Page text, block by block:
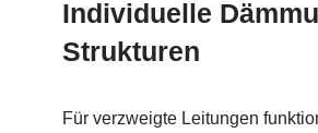
Individuelle
Strukturen
Für verzweigte Leitungen